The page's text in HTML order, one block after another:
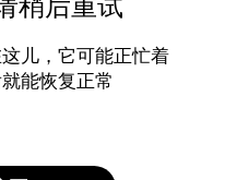
稍后重试
儿，它可能正忙着
能恢复正常